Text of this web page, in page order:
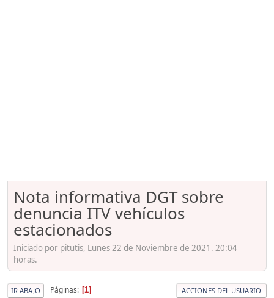
Nota informativa DGT sobre
denuncia ITV vehículos
estacionados
Iniciado por pitutis, Lunes 22 de Noviembre de 2021. 20:04
horas.
IR ABAJO Páginas 1 ACCIONES DEL USUARIO